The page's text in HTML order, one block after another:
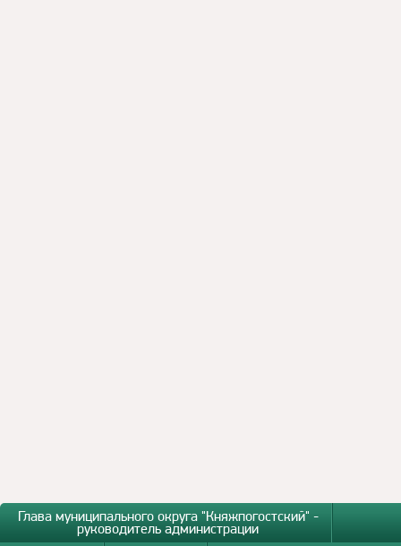
Глава муниципального округа "Княжпогостский" -
руководитель администрации